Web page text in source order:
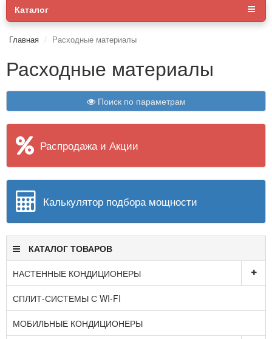
Каталог
Главная Расходные материалы
Расходные материалы
Поиск по параметрам
Распродажа и Акции
Калькулятор подбора мощности
КАТАЛОГ ТОВАРОВ
НАСТЕННЫЕ КОНДИЦИОНЕРЫ
СПЛИТ-СИСТЕМЫ С WI-FI
МОБИЛЬНЫЕ КОНДИЦИОНЕРЫ